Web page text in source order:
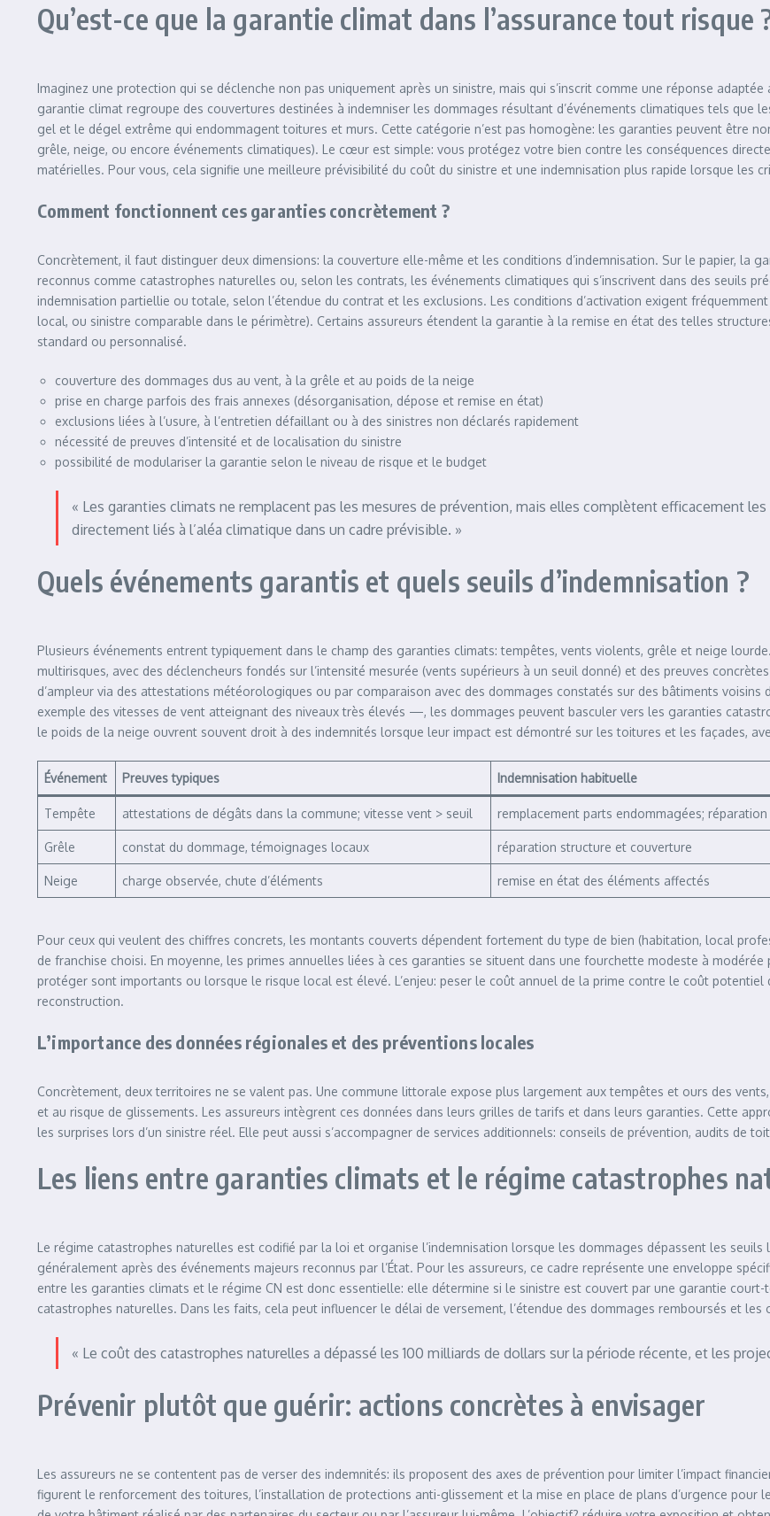
Qu’est-ce que la garantie climat dans l’assurance tout risque
Imaginez une protection qui se déclenche non pas uniquement après un sinistre, mais qui s’inscrit comme une réponse
garantie climat regroupe des couvertures destinées à indemniser les dommages résultant d’événements climatiques tels que
gel et le dégel extrême qui endommagent toitures et murs. Cette catégorie n’est pas homogène: les garanties peuvent être
grêle, neige, ou encore événements climatiques). Le cœur est simple: vous protégez votre bien contre les conséquences
matérielles. Pour vous, cela signifie une meilleure prévisibilité du coût du sinistre et une indemnisation plus rapide lorsque les
Comment fonctionnent ces garanties concrètement ?
Concrètement, il faut distinguer deux dimensions: la couverture elle-même et les conditions d’indemnisation. Sur le papier, la
reconnus comme catastrophes naturelles ou, selon les contrats, les événements climatiques qui s’inscrivent dans des seuils
indemnisation partiellie ou totale, selon l’étendue du contrat et les exclusions. Les conditions d’activation exigent
local, ou sinistre comparable dans le périmètre). Certains assureurs étendent la garantie à la remise en état des telles
standard ou personnalisé.
couverture des dommages dus au vent, à la grêle et au poids de la neige
prise en charge parfois des frais annexes (désorganisation, dépose et remise en état)
exclusions liées à l’usure, à l’entretien défaillant ou à des sinistres non déclarés rapidement
nécessité de preuves d’intensité et de localisation du sinistre
possibilité de modulariser la garantie selon le niveau de risque et le budget
« Les garanties climats ne remplacent pas les mesures de prévention, mais elles complètent efficacement
directement liés à l’aléa climatique dans un cadre prévisible. »
Quels événements garantis et quels seuils d’indemnisation ?
Plusieurs événements entrent typiquement dans le champ des garanties climats: tempêtes, vents violents, grêle et neige
multirisques, avec des déclencheurs fondés sur l’intensité mesurée (vents supérieurs à un seuil donné) et des preuves
d’ampleur via des attestations météorologiques ou par comparaison avec des dommages constatés sur des bâtiments
exemple des vitesses de vent atteignant des niveaux très élevés —, les dommages peuvent basculer vers les garanties
le poids de la neige ouvrent souvent droit à des indemnités lorsque leur impact est démontré sur les toitures et les façades,
Événement Preuves typiques Indemnisation habituelle
Tempête attestations de dégâts dans la commune; vitesse vent > seuil remplacement parts endommagées;
Grêle constat du dommage, témoignages locaux réparation structure et couverture
Neige charge observée, chute d’éléments remise en état des éléments affectés
Pour ceux qui veulent des chiffres concrets, les montants couverts dépendent fortement du type de bien (habitation, local
de franchise choisi. En moyenne, les primes annuelles liées à ces garanties se situent dans une fourchette modeste à
protéger sont importants ou lorsque le risque local est élevé. L’enjeu: peser le coût annuel de la prime contre le coût potentiel
reconstruction.
L’importance des données régionales et des préventions locales
Concrètement, deux territoires ne se valent pas. Une commune littorale expose plus largement aux tempêtes et ours des
et au risque de glissements. Les assureurs intègrent ces données dans leurs grilles de tarifs et dans leurs garanties. Cette
les surprises lors d’un sinistre réel. Elle peut aussi s’accompagner de services additionnels: conseils de prévention, audits de
Les liens entre garanties climats et le régime catastrophes
Le régime catastrophes naturelles est codifié par la loi et organise l’indemnisation lorsque les dommages dépassent les seuils
généralement après des événements majeurs reconnus par l’État. Pour les assureurs, ce cadre représente une enveloppe
entre les garanties climats et le régime CN est donc essentielle: elle détermine si le sinistre est couvert par une garantie
catastrophes naturelles. Dans les faits, cela peut influencer le délai de versement, l’étendue des dommages remboursés et
« Le coût des catastrophes naturelles a dépassé les 100 milliards de dollars sur la période récente, et les
Prévenir plutôt que guérir: actions concrètes à envisager
Les assureurs ne se contentent pas de verser des indemnités: ils proposent des axes de prévention pour limiter l’impact
figurent le renforcement des toitures, l’installation de protections anti-glissement et la mise en place de plans d’urgence pour